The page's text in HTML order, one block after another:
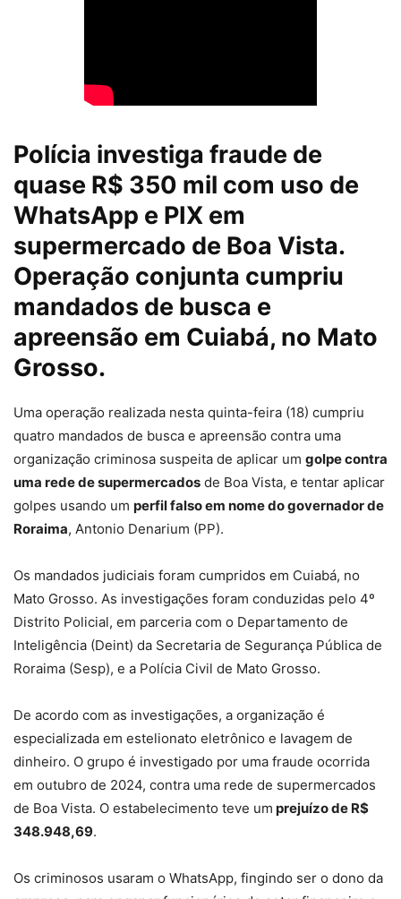
Polícia investiga fraude de
quase R$ 350 mil com uso de
WhatsApp e PIX em
supermercado de Boa Vista.
Operação conjunta cumpriu
mandados de busca e
apreensão em Cuiabá, no Mato
Grosso.
Uma operação realizada nesta quinta-feira (18) cumpriu
quatro mandados de busca e apreensão contra uma
organização criminosa suspeita de aplicar um golpe contra
uma rede de supermercados de Boa Vista, e tentar aplicar
golpes usando um perfil falso em nome do governador de
Roraima, Antonio Denarium (PP).
Os mandados judiciais foram cumpridos em Cuiabá, no
Mato Grosso. As investigações foram conduzidas pelo 4º
Distrito Policial, em parceria com o Departamento de
Inteligência (Deint) da Secretaria de Segurança Pública de
Roraima (Sesp), e a Polícia Civil de Mato Grosso.
De acordo com as investigações, a organização é
especializada em estelionato eletrônico e lavagem de
dinheiro. O grupo é investigado por uma fraude ocorrida
em outubro de 2024, contra uma rede de supermercados
de Boa Vista. O estabelecimento teve um prejuízo de R$
348.948,69.
Os criminosos usaram o WhatsApp, fingindo ser o dono da